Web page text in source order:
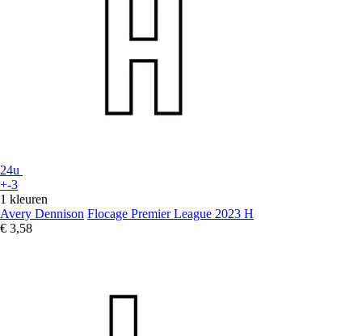
24u
+-3
1 kleuren
Avery Dennison Flocage Premier League 2023 H
€ 3,58